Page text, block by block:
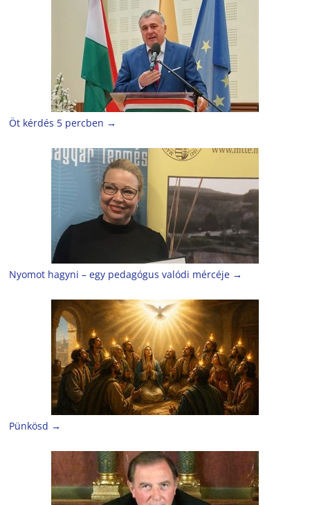
Öt kérdés 5 percben →
Nyomot hagyni – egy pedagógus valódi mércéje →
Pünkösd →